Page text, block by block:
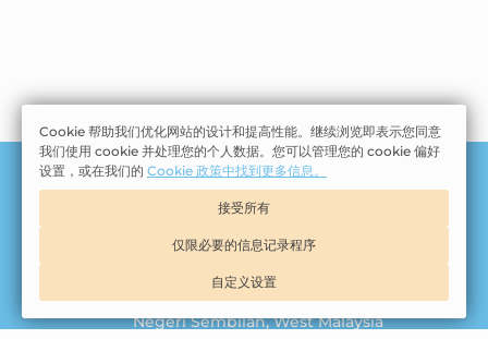
Cookie 帮助我们优化网站的设计和提高性能。继续浏览即表示您同意
我们使用 cookie 并处理您的个人数据。您可以管理您的 cookie 偏好
设置，或在我们的 Cookie 政策中找到更多信息。
接受所有
仅限必要的信息记录程序
自定义设置
Tasik Villa Holding Sdn Bhd | 201001031224 (915147-
U)
© 2026 官网
Jalan Tasik Villa,Pusat Pelancongan
Antarabangsa Kota Lukut,71010,Port Dickson,
Negeri Sembilan,West Malaysia